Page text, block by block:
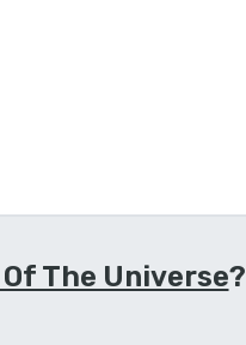
The Universe?